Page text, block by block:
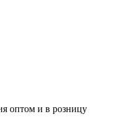
оптом и в розницу